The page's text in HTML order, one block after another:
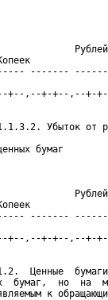
Копеек
-------
+--,--+-+--¦--
Убыток от
Копеек
-------
+--,--+-+--¦--
бумаги,
бумаг,  но  на
к